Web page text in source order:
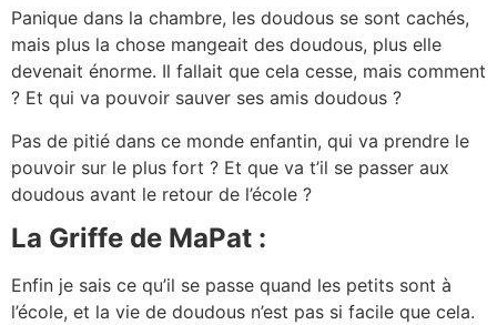
Panique dans la chambre, les doudous se sont cachés,
mais plus la chose mangeait des doudous, plus elle
devenait énorme. Il fallait que cela cesse, mais comment
? Et qui va pouvoir sauver ses amis doudous ?
Pas de pitié dans ce monde enfantin, qui va prendre le
pouvoir sur le plus fort ? Et que va t’il se passer aux
doudous avant le retour de l’école ?
La Griffe de MaPat :
Enfin je sais ce qu’il se passe quand les petits sont à
l’école, et la vie de doudous n’est pas si facile que cela.